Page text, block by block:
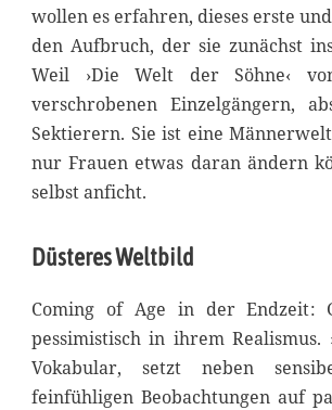
wollen es erfahren, dieses erste
den Aufbruch, der sie zunächst
Weil ›Die Welt der Söhne‹
verschrobenen Einzelgängern,
Sektierern. Sie ist eine
nur Frauen etwas daran ändern
selbst anficht.
Düsteres Weltbild
Coming of Age in der Endzeit:
pessimistisch in ihrem
Vokabular, setzt neben
feinfühligen Beobachtungen auf